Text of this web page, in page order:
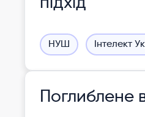
НУШ Інтелект
Поглиблене